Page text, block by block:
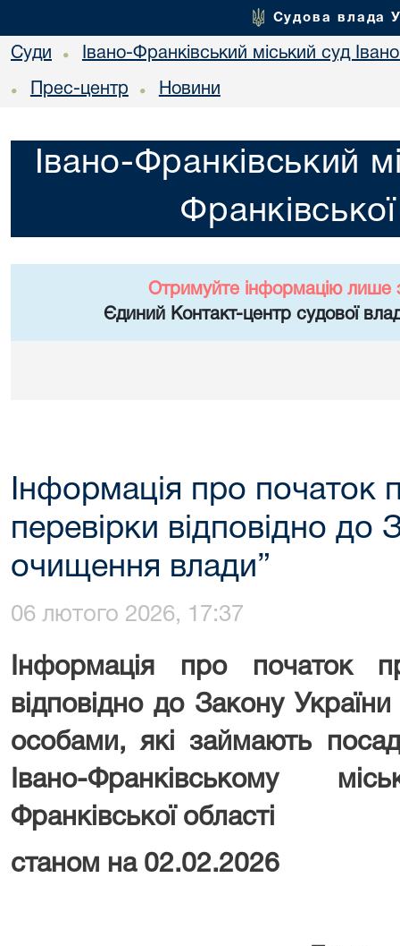
Судова влада
Суди • Івано-Франківський міський суд
• Прес-центр • Новини
Івано-Франківський
Отримуйте інформацію лише
Єдиний Контакт-центр судової
Інформація про початок
перевірки відповідно до
очищення влади”
06 лютого 2026, 17:37
Інформація про початок
відповідно до Закону
особами, які займають
Івано-Франківському
Франківської області
станом на 02.02.2026